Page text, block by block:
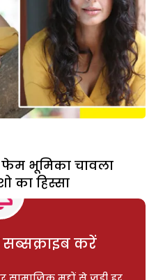
फेम भूमिका चावला
का हिस्सा
सब्सक्राइब करें